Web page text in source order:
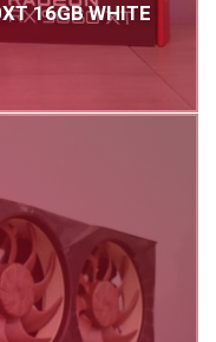
16GB WHITE